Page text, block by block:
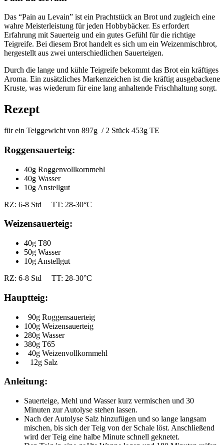
Das “Pain au Levain” ist ein Prachtstück an Brot und zugleich eine
wahre Meisterleistung für jeden Hobbybäcker. Es erfordert
Erfahrung mit Sauerteig und ein gutes Gefühl für die richtige
Teigreife. Bei diesem Brot handelt es sich um ein Weizenmischbrot,
hergestellt aus zwei unterschiedlichen Sauerteigen.
Durch die lange und kühle Teigreife bekommt das Brot ein kräftiges
Aroma. Ein zusätzliches Markenzeichen ist die kräftig ausgebackene
Kruste, was wiederum für eine lang anhaltende Frischhaltung sorgt.
Rezept
für ein Teiggewicht von 897g / 2 Stück 453g TE
Roggensauerteig:
40g Roggenvollkornmehl
40g Wasser
10g Anstellgut
RZ: 6-8 Std TT: 28-30°C
Weizensauerteig:
40g T80
50g Wasser
10g Anstellgut
RZ: 6-8 Std TT: 28-30°C
Hauptteig:
90g Roggensauerteig
100g Weizensauerteig
280g Wasser
380g T65
40g Weizenvollkornmehl
12g Salz
Anleitung:
Sauerteige, Mehl und Wasser kurz vermischen und 30
Minuten zur Autolyse stehen lassen.
Nach der Autolyse Salz hinzufügen und so lange langsam
mischen, bis sich der Teig von der Schale löst. Anschließend
wird der Teig eine halbe Minute schnell geknetet.